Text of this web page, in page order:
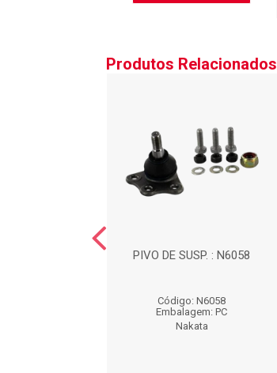
Produtos Relacionados
PIVO DE SUSP. : N6058
Código: N6058
Embalagem: PC
Nakata